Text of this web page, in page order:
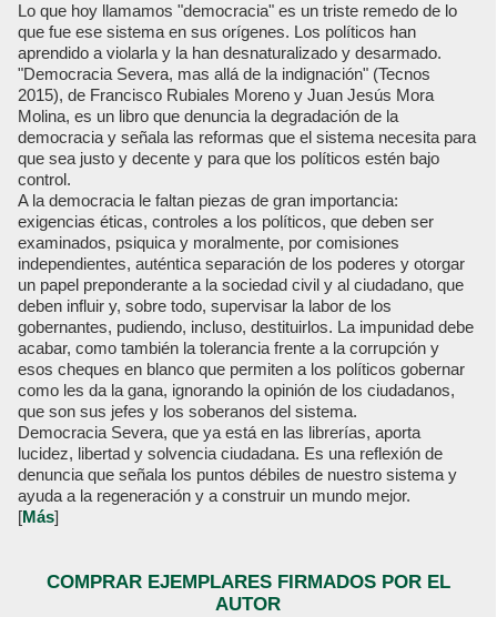
Lo que hoy llamamos "democracia" es un triste remedo de lo
que fue ese sistema en sus orígenes. Los políticos han
aprendido a violarla y la han desnaturalizado y desarmado.
"Democracia Severa, mas allá de la indignación" (Tecnos
2015), de Francisco Rubiales Moreno y Juan Jesús Mora
Molina, es un libro que denuncia la degradación de la
democracia y señala las reformas que el sistema necesita para
que sea justo y decente y para que los políticos estén bajo
control.
A la democracia le faltan piezas de gran importancia:
exigencias éticas, controles a los políticos, que deben ser
examinados, psiquica y moralmente, por comisiones
independientes, auténtica separación de los poderes y otorgar
un papel preponderante a la sociedad civil y al ciudadano, que
deben influir y, sobre todo, supervisar la labor de los
gobernantes, pudiendo, incluso, destituirlos. La impunidad debe
acabar, como también la tolerancia frente a la corrupción y
esos cheques en blanco que permiten a los políticos gobernar
como les da la gana, ignorando la opinión de los ciudadanos,
que son sus jefes y los soberanos del sistema.
Democracia Severa, que ya está en las librerías, aporta
lucidez, libertad y solvencia ciudadana. Es una reflexión de
denuncia que señala los puntos débiles de nuestro sistema y
ayuda a la regeneración y a construir un mundo mejor.
[Más]
COMPRAR EJEMPLARES FIRMADOS POR EL
AUTOR